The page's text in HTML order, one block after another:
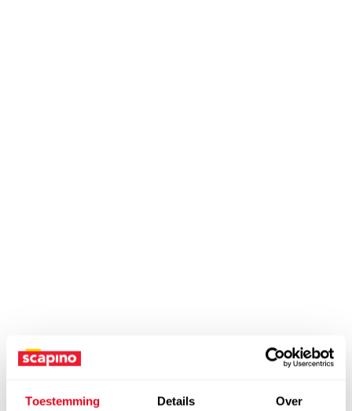
Toestemming Details Over